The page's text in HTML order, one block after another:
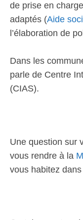
de prise en
adaptés (Aide
l’élaboration de
Dans les
parle de Centre
(CIAS).
Une question sur
vous rendre à la
vous habitez